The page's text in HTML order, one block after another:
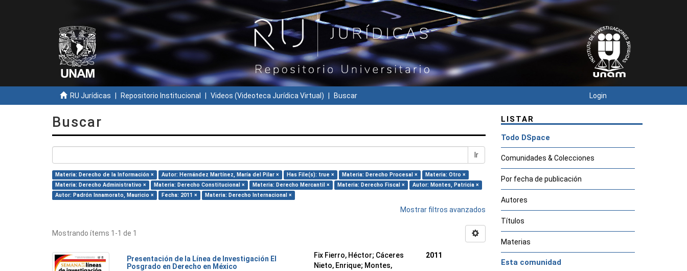
RU Jurídicas Repositorio Institucional Videos (Videoteca Jurídica Virtual) Buscar Login
Buscar
Ir
Materia: Derecho de la Información × Autor: Hernández Martínez, María del Pilar × Has File(s): true × Materia: Derecho Procesal ×
Materia: Otro ×
Materia: Derecho Administrativo ×
Materia: Derecho Constitucional × Materia: Derecho Mercantil × Materia: Derecho Fiscal ×
Autor: Montes, Patricia ×
Autor: Padrón Innamorato, Mauricio ×
Fecha: 2011 × Materia: Derecho Internacional ×
Mostrar filtros avanzados
Mostrando ítems 1-1 de 1
Presentación de la Línea de Investigación El
Posgrado en Derecho en México
Fix Fierro, Héctor; Cáceres
Nieto, Enrique; Montes,
2011
LISTAR
Todo DSpace
Comunidades & Colecciones
Por fecha de publicación
Autores
Títulos
Materias
Esta comunidad